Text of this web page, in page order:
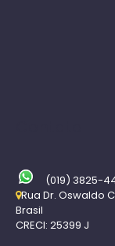
(019) 3825-
Rua Dr. Oswaldo
Brasil
CRECI: 25399 J